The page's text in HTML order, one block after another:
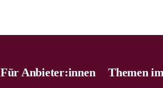
Für Anbieter:innen Themen